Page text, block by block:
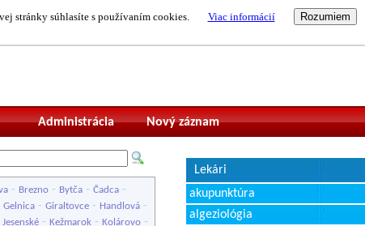
stránky súhlasíte s používaním cookies. Viac informácií
Nový záznam
Administrácia
- Brezno - Bytča - Čadca -
Gelnica - Giraltovce - Handlová -
Jesenské - Kežmarok - Kolárovo -
Lekári
akupunktúra
algeziológia